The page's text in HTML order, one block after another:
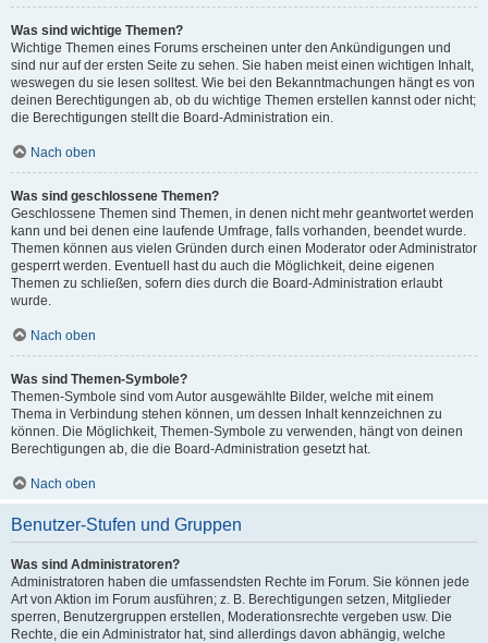
Was sind wichtige Themen?
Wichtige Themen eines Forums erscheinen unter den Ankündigungen und
sind nur auf der ersten Seite zu sehen. Sie haben meist einen wichtigen Inhalt,
weswegen du sie lesen solltest. Wie bei den Bekanntmachungen hängt es von
deinen Berechtigungen ab, ob du wichtige Themen erstellen kannst oder nicht;
die Berechtigungen stellt die Board-Administration ein.
Nach oben
Was sind geschlossene Themen?
Geschlossene Themen sind Themen, in denen nicht mehr geantwortet werden
kann und bei denen eine laufende Umfrage, falls vorhanden, beendet wurde.
Themen können aus vielen Gründen durch einen Moderator oder Administrator
gesperrt werden. Eventuell hast du auch die Möglichkeit, deine eigenen
Themen zu schließen, sofern dies durch die Board-Administration erlaubt
wurde.
Nach oben
Was sind Themen-Symbole?
Themen-Symbole sind vom Autor ausgewählte Bilder, welche mit einem
Thema in Verbindung stehen können, um dessen Inhalt kennzeichnen zu
können. Die Möglichkeit, Themen-Symbole zu verwenden, hängt von deinen
Berechtigungen ab, die die Board-Administration gesetzt hat.
Nach oben
Benutzer-Stufen und Gruppen
Was sind Administratoren?
Administratoren haben die umfassendsten Rechte im Forum. Sie können jede
Art von Aktion im Forum ausführen; z. B. Berechtigungen setzen, Mitglieder
sperren, Benutzergruppen erstellen, Moderationsrechte vergeben usw. Die
Rechte, die ein Administrator hat, sind allerdings davon abhängig, welche